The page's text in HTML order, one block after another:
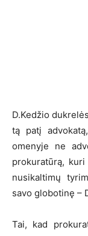
D.Kedžio
tą patį
omenyje ne
prokuratūrą,
nusikaltimų
savo globotinę –
Tai, kad